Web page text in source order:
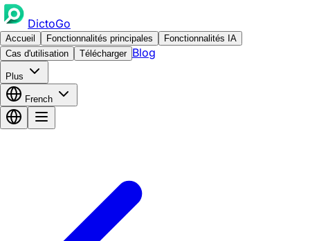
DictoGo
Accueil Fonctionnalités principales
Fonctionnalités IA
Cas d'utilisation
Télécharger Blog
Plus
French